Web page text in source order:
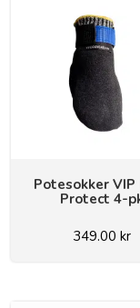
Potesokker VIP
Protect 4-
349.00 kr